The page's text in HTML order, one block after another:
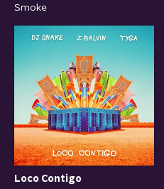
Smoke
Loco Contigo